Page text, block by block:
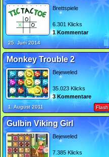
Brettspiele
6.301 Klicks
1 Kommentar
25. Juni 2014
Monkey Trouble 2
Bejeweled
35.023 Klicks
3 Kommentare
1. August 2011 Flash
Gulbin Viking Girl
Bejeweled
7.385 Klicks